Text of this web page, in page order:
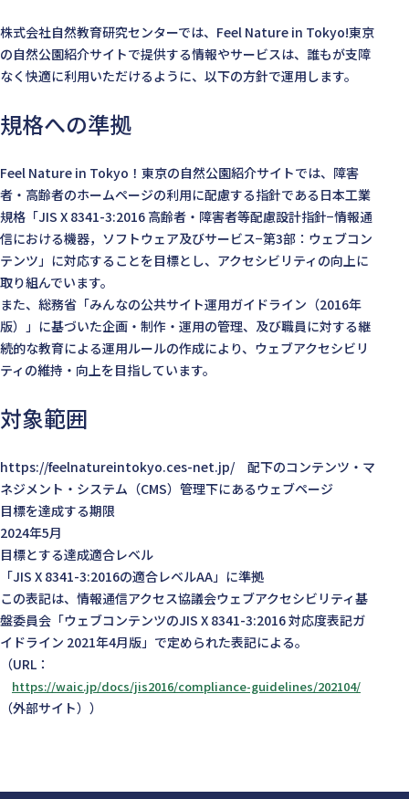
株式会社自然教育研究センターでは、Feel Nature in Tokyo!東京
の自然公園紹介サイトで提供する情報やサービスは、誰もが支障
なく快適に利用いただけるように、以下の方針で運用します。
規格への準拠
Feel Nature in Tokyo！東京の自然公園紹介サイトでは、障害
者・高齢者のホームページの利用に配慮する指針である日本工業
規格「JIS X 8341-3:2016 高齢者・障害者等配慮設計指針−情報通
信における機器，ソフトウェア及びサービス−第3部：ウェブコン
テンツ」に対応することを目標とし、アクセシビリティの向上に
取り組んでいます。
また、総務省「みんなの公共サイト運用ガイドライン（2016年
版）」に基づいた企画・制作・運用の管理、及び職員に対する継
続的な教育による運用ルールの作成により、ウェブアクセシビリ
ティの維持・向上を目指しています。
対象範囲
https://feelnatureintokyo.ces-net.jp/ 配下のコンテンツ・マ
ネジメント・システム（CMS）管理下にあるウェブページ
目標を達成する期限
2024年5月
目標とする達成適合レベル
「JIS X 8341-3:2016の適合レベルAA」に準拠
この表記は、情報通信アクセス協議会ウェブアクセシビリティ基
盤委員会「ウェブコンテンツのJIS X 8341-3:2016 対応度表記ガ
イドライン 2021年4月版」で定められた表記による。
（URL：
https://waic.jp/docs/jis2016/compliance-guidelines/202104/
（外部サイト））